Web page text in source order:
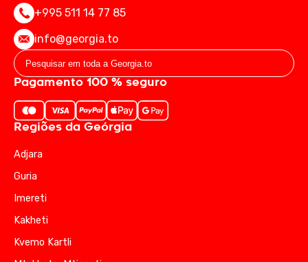
+995 511 14 77 85
info@georgia.to
Pagamento 100 % seguro
Regiões da Geórgia
Adjara
Guria
Imereti
Kakheti
Kvemo Kartli